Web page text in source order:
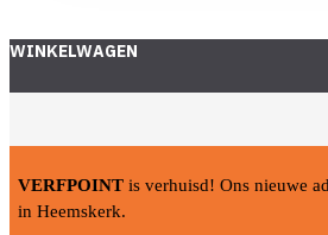
WINKELWAGEN
VERFPOINT is verhuisd! Ons nieuwe
in Heemskerk.